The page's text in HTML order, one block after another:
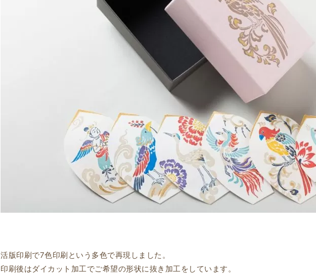
活版印刷で7色印刷という多色で再現しました。
印刷後はダイカット加工でご希望の形状に抜き加工をしています。